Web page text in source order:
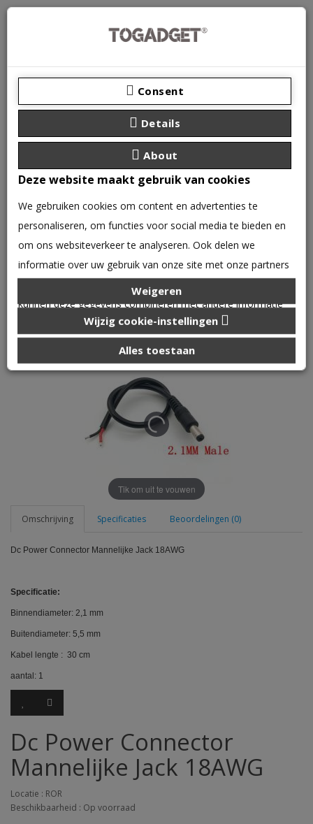
0 product(en) - €0,00
CATEGORIEËN
ARDUINO
Dc Power Connector Mannelijke Jack 18AWG
Tik om uit te vouwen
Omschrijving Specificaties Beoordelingen (0)
Dc Power Connector Mannelijke Jack 18AWG
Specificatie:
Binnendiameter: 2,1 mm
Buitendiameter: 5,5 mm
Kabel lengte : 30 cm
aantal: 1
Dc Power Connector
Mannelijke Jack 18AWG
Locatie : ROR
Beschikbaarheid : Op voorraad
Consent
Details
About
Deze website maakt gebruik van cookies
We gebruiken cookies om content en advertenties te
personaliseren, om functies voor social media te bieden en
om ons websiteverkeer te analyseren. Ook delen we
informatie over uw gebruik van onze site met onze partners
kunnen deze gegevens combineren met andere informatie
die u aan ze heeft verstrekt of die ze hebben verzameld op
basis van uw gebruik van hun services.
Weigeren
Wijzig cookie-instellingen
Alles toestaan